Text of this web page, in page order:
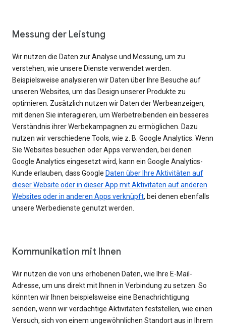
Messung der Leistung
Wir nutzen die Daten zur Analyse und Messung, um zu
verstehen, wie unsere Dienste verwendet werden.
Beispielsweise analysieren wir Daten über Ihre Besuche auf
unseren Websites, um das Design unserer Produkte zu
optimieren. Zusätzlich nutzen wir Daten der Werbeanzeigen,
mit denen Sie interagieren, um Werbetreibenden ein besseres
Verständnis ihrer Werbekampagnen zu ermöglichen. Dazu
nutzen wir verschiedene Tools, wie z. B. Google Analytics. Wenn
Sie Websites besuchen oder Apps verwenden, bei denen
Google Analytics eingesetzt wird, kann ein Google Analytics-
Kunde erlauben, dass Google Daten über Ihre Aktivitäten auf
dieser Website oder in dieser App mit Aktivitäten auf anderen
Websites oder in anderen Apps verknüpft, bei denen ebenfalls
unsere Werbedienste genutzt werden.
Kommunikation mit Ihnen
Wir nutzen die von uns erhobenen Daten, wie Ihre E-Mail-
Adresse, um uns direkt mit Ihnen in Verbindung zu setzen. So
könnten wir Ihnen beispielsweise eine Benachrichtigung
senden, wenn wir verdächtige Aktivitäten feststellen, wie einen
Versuch, sich von einem ungewöhnlichen Standort aus in Ihrem